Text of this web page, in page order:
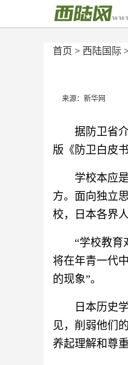
首页 > 西陆国际
来源：新华网
据防卫省
版《防卫白皮
学校本应
方。面向独立
校，日本各界
“学校教育
将在年青一代
的现象”。
日本历史
见，削弱他们
养起理解和尊